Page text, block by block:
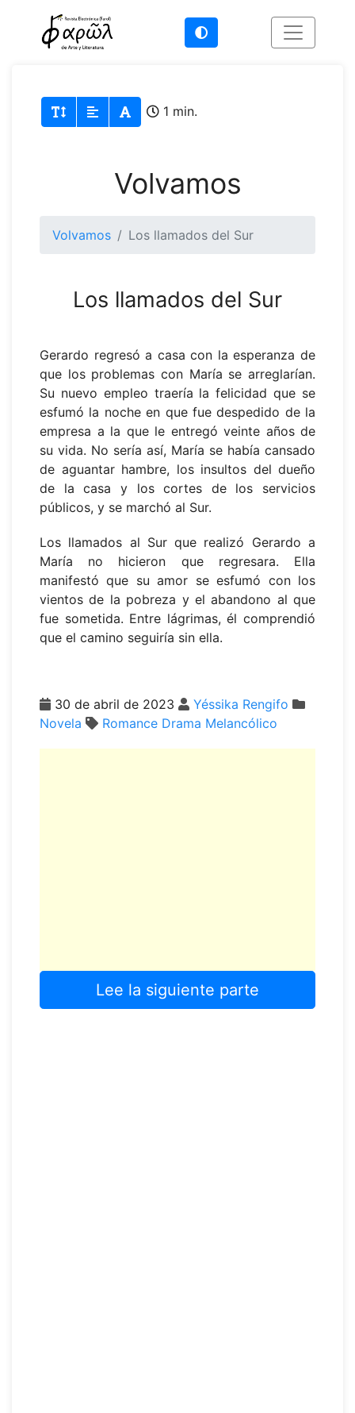
1 min.
Volvamos
Volvamos Los llamados del Sur
Los llamados del Sur
Gerardo regresó a casa con la esperanza de
que los problemas con María se arreglarían.
Su nuevo empleo traería la felicidad que se
esfumó la noche en que fue despedido de la
empresa a la que le entregó veinte años de
su vida. No sería así, María se había cansado
de aguantar hambre, los insultos del dueño
de la casa y los cortes de los servicios
públicos, y se marchó al Sur.
Los llamados al Sur que realizó Gerardo a
María no hicieron que regresara. Ella
manifestó que su amor se esfumó con los
vientos de la pobreza y el abandono al que
fue sometida. Entre lágrimas, él comprendió
que el camino seguiría sin ella.
30 de abril de 2023
Yéssika Rengifo
Novela
Romance Drama Melancólico
Lee la siguiente parte